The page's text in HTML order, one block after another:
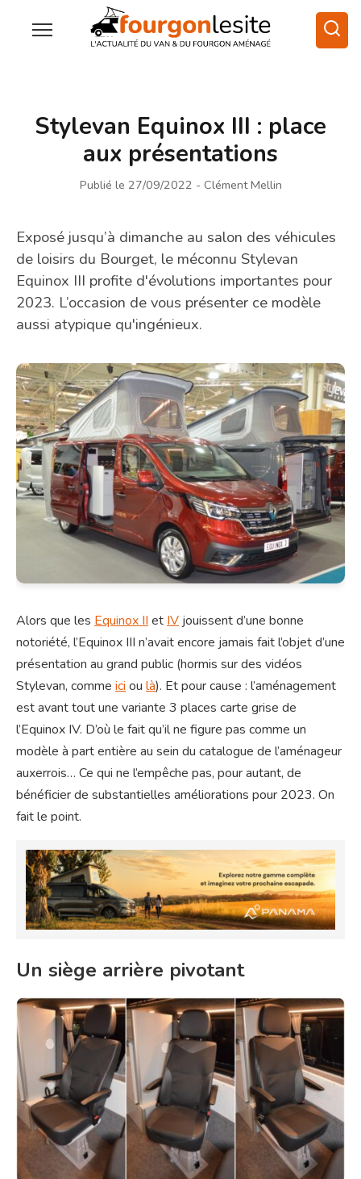
Stylevan Equinox III : place
aux présentations
Publié le 27/09/2022 - Clément Mellin
Exposé jusqu’à dimanche au salon des véhicules
de loisirs du Bourget, le méconnu Stylevan
Equinox III profite d'évolutions importantes pour
2023. L’occasion de vous présenter ce modèle
aussi atypique qu'ingénieux.
Alors que les Equinox II et IV jouissent d’une bonne
notoriété, l’Equinox III n’avait encore jamais fait l’objet d’une
présentation au grand public (hormis sur des vidéos
Stylevan, comme ici ou là). Et pour cause : l’aménagement
est avant tout une variante 3 places carte grise de
l’Equinox IV. D’où le fait qu’il ne figure pas comme un
modèle à part entière au sein du catalogue de l’aménageur
auxerrois… Ce qui ne l’empêche pas, pour autant, de
bénéficier de substantielles améliorations pour 2023. On
fait le point.
Un siège arrière pivotant